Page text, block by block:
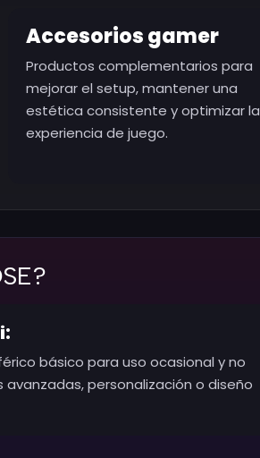
Accesorios gamer
Productos complementarios para
mejorar el setup, mantener una
estética consistente y optimizar la
experiencia de juego.
básico para uso ocasional y no
personalización o diseño